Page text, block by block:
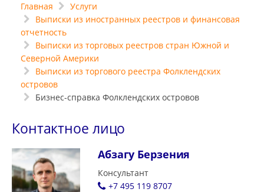
Главная
Услуги
Выписки из иностранных реестров и финансовая
отчетность
Выписки из торговых реестров стран Южной и
Северной Америки
Выписки из торгового реестра Фолклендских
островов
Бизнес-справка Фолклендских островов
Контактное лицо
Абзагу Берзения
Консультант
+7 495 119 8707